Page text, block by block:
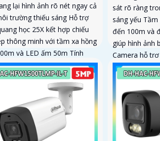
lại hình ảnh rõ nét ngay cả
trường thiếu sáng Hỗ trợ
học 25X kết hợp chiếu
thông minh với tầm xa hồng
và LED ấm 50m Tính
quét linh hoạt cùng chuẩn
IP67 giúp quan sát ổn
trời
sát rõ ràng
sáng yếu
đến 100m và
giúp hình ảnh
Camera hỗ
tốc độ khung
định